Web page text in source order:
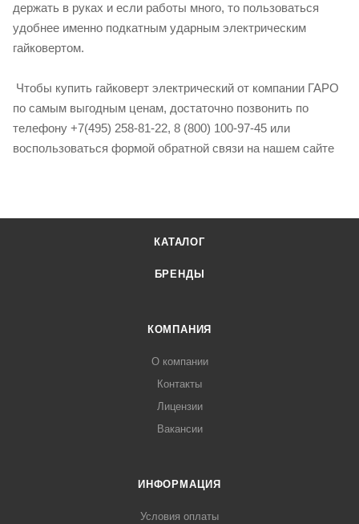
держать в руках и если работы много, то пользоваться
удобнее именно подкатным ударным электрическим
гайковертом.
Чтобы купить гайковерт электрический от компании ГАРО
по самым выгодным ценам, достаточно позвонить по
телефону +7(495) 258-81-22, 8 (800) 100-97-45 или
воспользоваться формой обратной связи на нашем сайте
КАТАЛОГ
БРЕНДЫ
КОМПАНИЯ
О компании
Контакты
Лицензии
Вакансии
ИНФОРМАЦИЯ
Условия оплаты